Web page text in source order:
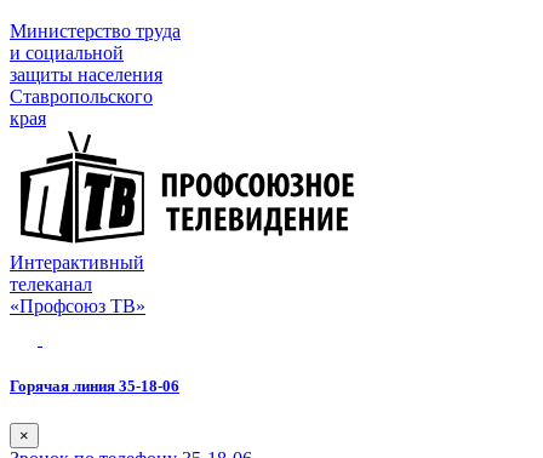
Министерство труда
и социальной
защиты населения
Ставропольского
края
Интерактивный
телеканал
«Профсоюз ТВ»
Горячая линия 35-18-06
×